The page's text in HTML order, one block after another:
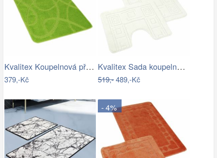
Kvalitex Koupelnová předložka Elipsy…
379,-Kč
Kvalitex Sada koupelnových předložek…
519,-489,-Kč
- 4%